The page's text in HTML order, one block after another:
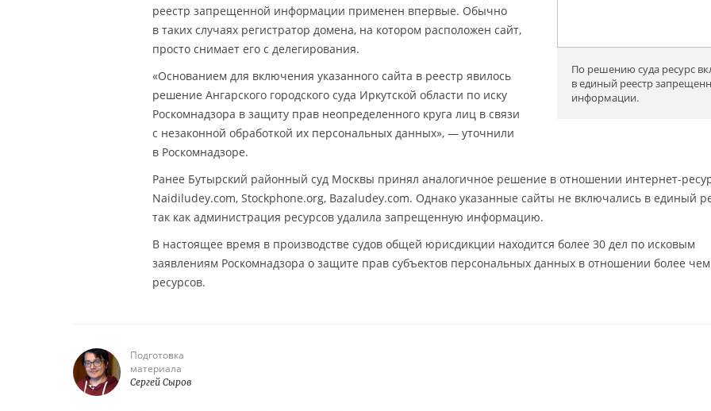
По решению суда ресурс
в единый реестр
информации.
реестр запрещенной информации применен впервые. Обычно
в таких случаях регистратор домена, на котором расположен сайт,
просто снимает его с делегирования.
«Основанием для включения указанного сайта в реестр явилось
решение Ангарского городского суда Иркутской области по иску
Роскомнадзора в защиту прав неопределенного круга лиц в связи
с незаконной обработкой их персональных данных», — уточнили
в Роскомнадзоре.
Ранее Бутырский районный суд Москвы принял аналогичное решение в отношении интернет-
Naidiludey.com, Stockphone.org, Bazaludey.com. Однако указанные сайты не включались в единый
так как администрация ресурсов удалила запрещенную информацию.
В настоящее время в производстве судов общей юрисдикции находится более 30 дел по исковым
заявлениям Роскомнадзора о защите прав субъектов персональных данных в отношении более
ресурсов.
Подготовка
материала
Сергей Сыров